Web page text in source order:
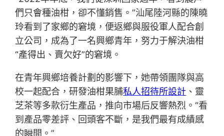
們只會種油柑，卻不懂銷售。”汕尾陸河縣的陳曉
玲看到了家鄉的窘境，便返鄉與服役軍人配合創
立公司，成為了一名興鄉青年，努力于解決油柑
“產得出、賣欠好”的窘境。
在青年興鄉培養計劃的影響下，她帶領團隊與高
校一起配合，研發油柑果脯私人招待所設計 、靈
芝茶等多款衍生產品，推向市場后反響熱烈。“看
到產品零差評、回頭客不斷，是我們最有成績感
的瞬間。”